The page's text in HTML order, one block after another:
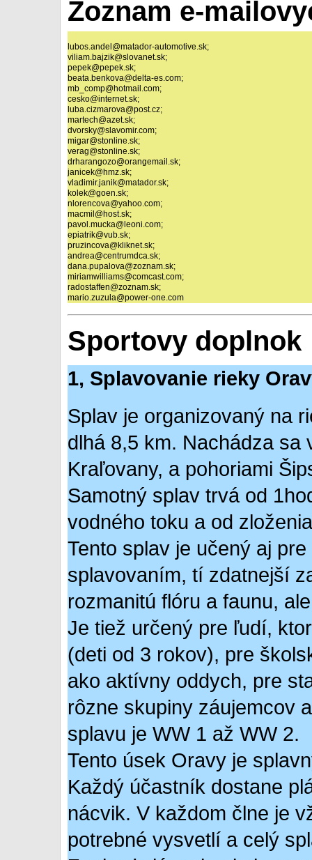
Zoznam e-
lubos.andel@matador-automotive.sk;
viliam.bajzik@slovanet.sk;
pepek@pepek.sk;
beata.benkova@delta-es.com;
mb_comp@hotmail.com;
cesko@internet.sk;
luba.cizmarova@post.cz;
martech@azet.sk;
dvorsky@slavomir.com;
migar@stonline.sk;
verag@stonline.sk;
drharangozo@orangemail.sk;
janicek@hmz.sk;
vladimir.janik@matador.sk;
kolek@goen.sk;
nlorencova@yahoo.com;
macmil@host.sk;
pavol.mucka@leoni.com;
epiatrik@vub.sk;
pruzincova@kliknet.sk;
andrea@centrumdca.sk;
dana.pupalova@zoznam.sk;
miriamwilliams@comcast.com;
radostaffen@zoznam.sk;
Sportovy doplnok
1, Splavovanie rieky
Splav je organizovaný na
dlhá 8,5 km. Nachádza sa
Kraľovany, a pohoriami
Samotný splav trvá od
vodného toku a od
Tento splav je učený aj
splavovaním, tí zdatnejší
rozmanitú flóru a faunu,
Je tiež určený pre ľudí,
(deti od 3 rokov), pre
ako aktívny oddych, pre
rôzne skupiny záujemcov
splavu je WW 1 až WW 2.
Tento úsek Oravy je
Každý účastník dostane
nácvik. V každom člne je
potrebné vysvetlí a celý